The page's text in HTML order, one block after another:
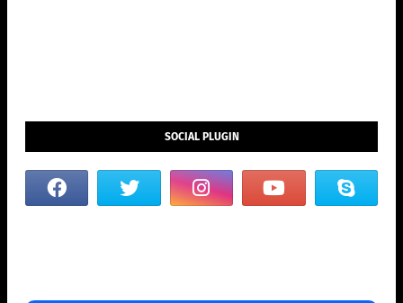
SOCIAL PLUGIN